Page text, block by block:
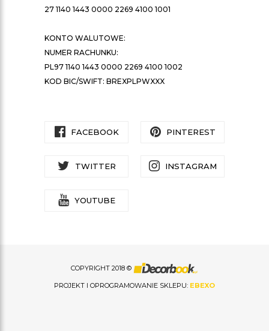
27 1140 1443 0000 2269 4100 1001
KONTO WALUTOWE:
NUMER RACHUNKU:
PL97 1140 1443 0000 2269 4100 1002
KOD BIC/SWIFT: BREXPLPWXXX
FACEBOOK PINTEREST
TWITTER INSTAGRAM
YOUTUBE
COPYRIGHT 2018 ©
PROJEKT I OPROGRAMOWANIE SKLEPU: EBEXO